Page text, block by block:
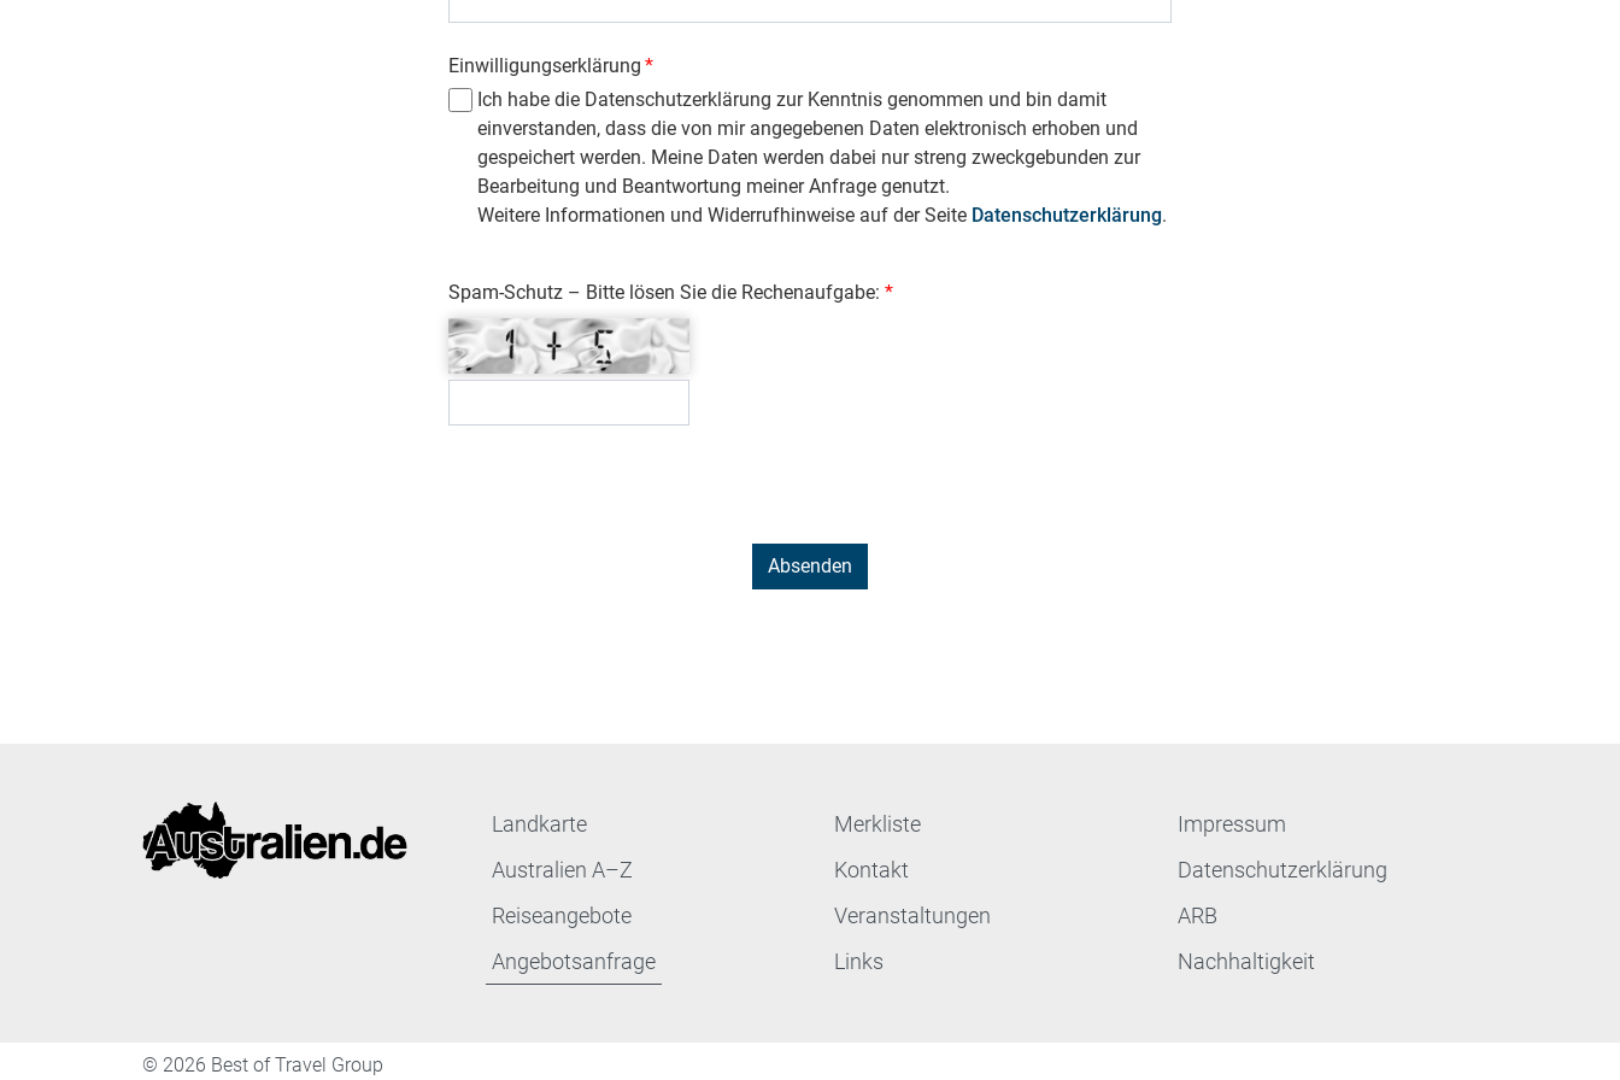
Einwilligungserklärung *
Ich habe die Datenschutzerklärung zur Kenntnis genommen und bin damit
einverstanden, dass die von mir angegebenen Daten elektronisch erhoben und
gespeichert werden. Meine Daten werden dabei nur streng zweckgebunden zur
Bearbeitung und Beantwortung meiner Anfrage genutzt.
Weitere Informationen und Widerrufhinweise auf der Seite Datenschutzerklärung.
Spam-Schutz – Bitte lösen Sie die Rechenaufgabe:
Landkarte
Australien A–Z
Reiseangebote
Angebotsanfrage
Merkliste
Kontakt
Veranstaltungen
Links
Impressum
Datenschutzerklärung
ARB
Nachhaltigkeit
© 2026 Best of Travel Group